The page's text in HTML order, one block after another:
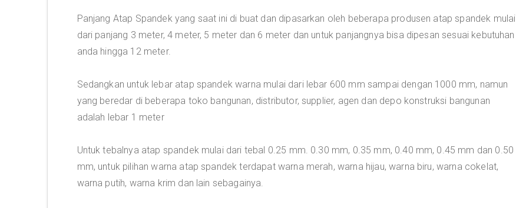
Panjang Atap Spandek yang saat ini di buat dan dipasarkan oleh beberapa produsen atap spandek mulai
dari panjang 3 meter, 4 meter, 5 meter dan 6 meter dan untuk panjangnya bisa dipesan sesuai kebutuhan
anda hingga 12 meter.
Sedangkan untuk lebar atap spandek warna mulai dari lebar 600 mm sampai dengan 1000 mm, namun
yang beredar di beberapa toko bangunan, distributor, supplier, agen dan depo konstruksi bangunan
adalah lebar 1 meter
Untuk tebalnya atap spandek mulai dari tebal 0.25 mm. 0.30 mm, 0.35 mm, 0.40 mm, 0.45 mm dan 0.50
mm, untuk pilihan warna atap spandek terdapat warna merah, warna hijau, warna biru, warna cokelat,
warna putih, warna krim dan lain sebagainya.